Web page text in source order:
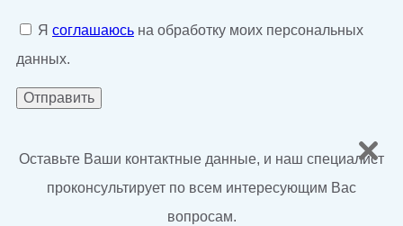
Я соглашаюсь на обработку моих персональных
данных.
Оставьте Ваши контактные данные, и наш специалист
проконсультирует по всем интересующим Вас
вопросам.